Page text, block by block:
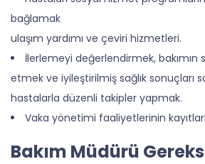
bağlamak
ulaşım yardımı ve çeviri hizmetleri.
İlerlemeyi değerlendirmek, bakımın
etmek ve iyileştirilmiş sağlık sonuçları
hastalarla düzenli takipler yapmak.
Vaka yönetimi faaliyetlerinin
Bakım Müdürü